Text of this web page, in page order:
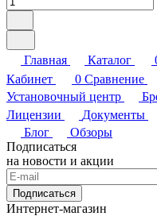
Главная Каталог
Кабинет
0 Сравнение
Установочный центр
Лицензии
Документы
Блог
Обзоры
Подписаться
на новости и акции
Подписаться
Интернет-магазин